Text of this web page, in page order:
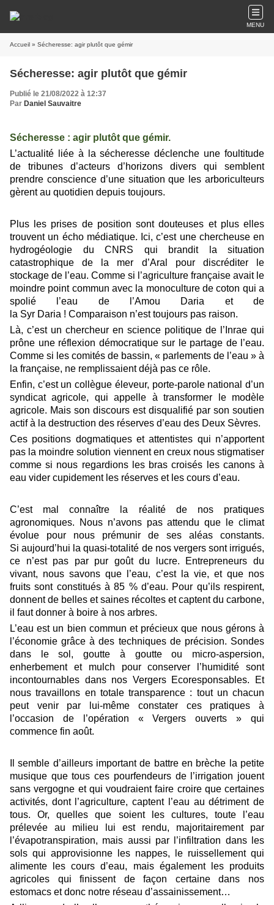
MENU
Accueil » Sécheresse: agir plutôt que gémir
Sécheresse: agir plutôt que gémir
Publié le 21/08/2022 à 12:37
Par Daniel Sauvaitre
Sécheresse : agir plutôt que gémir.
L’actualité liée à la sécheresse déclenche une foultitude
de tribunes d’acteurs d’horizons divers qui semblent
prendre conscience d’une situation que les arboriculteurs
gèrent au quotidien depuis toujours.
Plus les prises de position sont douteuses et plus elles
trouvent un écho médiatique. Ici, c’est une chercheuse en
hydrogéologie du CNRS qui brandit la situation
catastrophique de la mer d’Aral pour discréditer le
stockage de l’eau. Comme si l ’agriculture française avait le
moindre point commun avec la monoculture de coton qui a
spolié l ’eau de l ’Amou Daria et de
la Syr Daria ! Comparaison n’est toujours pas raison.
Là, c’est un chercheur en science politique de l ’ Inrae qui
prône une réflexion démocratique sur le partage de l ’eau.
Comme si les comités de bassin, « parlements de l ’eau » à
la française, ne remplissaient déjà pas ce rôle.
Enfin, c’est un collègue éleveur, porte-parole national d’un
syndicat agricole, qui appelle à transformer le modèle
agricole. Mais son discours est disqualifié par son soutien
actif à la destruction des réserves d’eau des Deux Sèvres.
Ces positions dogmatiques et attentistes qui n’apportent
pas la moindre solution viennent en creux nous stigmatiser
comme si nous regardionsles bras croisés les canons à
eau vider cupidement les réserves et les cours d’eau.
C’est mal connaître la réalité de nos pratiques
agronomiques. Nous n’avons pas attendu que le climat
évolue pour nous prémunir de ses aléas constants.
Siaujourd’hui la quasi-totalité de nos vergers sont irrigués,
ce n’est pas par pur goût du lucre. Entrepreneurs du
vivant, nous savons que l ’eau, c’est la vie, et que nos
fruitssont constitués à85 % d’eau. Pour qu’ils respirent,
donnent de belles et saines récoltes et captent du carbone,
il faut donner à boire à nos arbres.
L’eau est un bien commun et précieux que nous gérons à
l’économie grâce à des techniques de précision. Sondes
dans le sol, goutte à goutte ou micro-aspersion,
enherbement et mulch pour conserver l ’humidité sont
incontournables dans nos Vergers Ecoresponsables. Et
nous travaillons en totale transparence : tout un chacun
peut venir par lui-même constater ces pratiques à
’occasion de l ’opération « Vergers ouverts » qui
commence fin août.
Il semble d’ailleurs important de battre en brèche la petite
musique que tous ces pourfendeurs de l’irrigation jouent
sans vergogne et qui voudraient faire croire que certaines
activités, dont l ’agriculture, captent l ’eau au détriment de
tous. Or, quelles que soient les cultures, toute l ’eau
prélevée au milieu lui est rendu, majoritairement par
l’évapotranspiration, mais aussi par l ’infiltration dans les
sols qui approvisionne les nappes, le ruissellement qui
alimente les cours d’eau, mais également les produits
agricoles qui finissent de façon certaine dans nos
estomacs et donc notre réseau d’assainissement…